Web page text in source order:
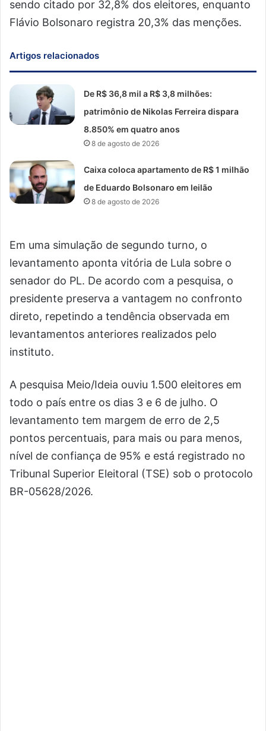
sendo citado por 32,8% dos eleitores, enquanto
Flávio Bolsonaro registra 20,3% das menções.
Artigos relacionados
De R$ 36,8 mil a R$ 3,8 milhões:
patrimônio de Nikolas Ferreira dispara
8.850% em quatro anos
8 de agosto de 2026
Caixa coloca apartamento de R$ 1 milhão
de Eduardo Bolsonaro em leilão
8 de agosto de 2026
Em uma simulação de segundo turno, o
levantamento aponta vitória de Lula sobre o
senador do PL. De acordo com a pesquisa, o
presidente preserva a vantagem no confronto
direto, repetindo a tendência observada em
levantamentos anteriores realizados pelo
instituto.
A pesquisa Meio/Ideia ouviu 1.500 eleitores em
todo o país entre os dias 3 e 6 de julho. O
levantamento tem margem de erro de 2,5
pontos percentuais, para mais ou para menos,
nível de confiança de 95% e está registrado no
Tribunal Superior Eleitoral (TSE) sob o protocolo
BR-05628/2026.